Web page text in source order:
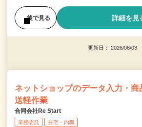
後で見る 詳細を見
更新日： 2026/08/03
ネットショップのデータ入力・
送軽作業
合同会社Re Start
業務委託 在宅・内職